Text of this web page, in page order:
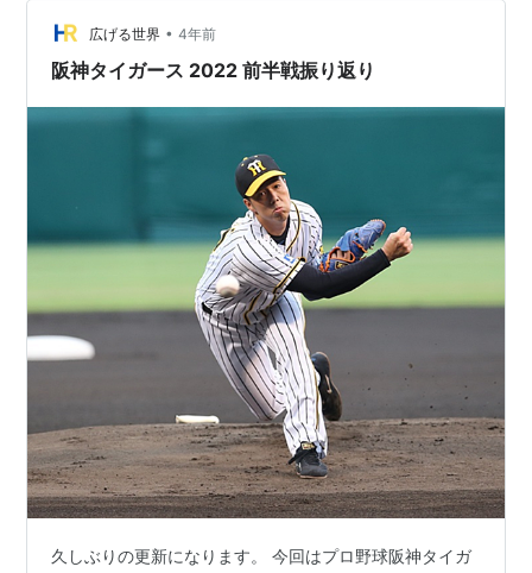
広げる世界 • 4年前
阪神タイガース 2022 前半戦振り返り
久しぶりの更新になります。 今回はプロ野球阪神タイガ